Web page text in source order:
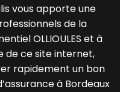
vous apporte une
de la
OLLIOULES et à
de ce site internet,
rapidement un bon
à Bordeaux